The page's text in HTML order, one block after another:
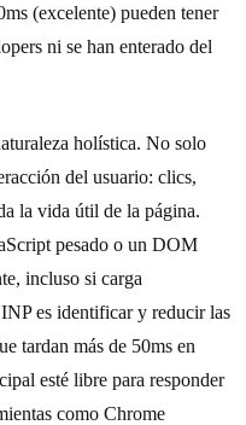
(excelente) pueden tener
ni se han enterado del
holística. No solo
del usuario: clics,
la vida útil de la página.
pesado o un DOM
incluso si carga
es identificar y reducir las
tardan más de 50ms en
esté libre para responder
como Chrome